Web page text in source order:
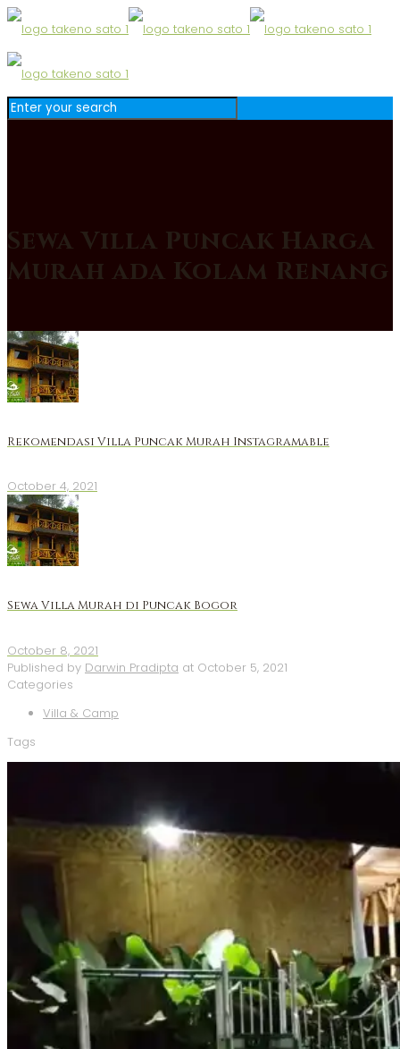
Sewa Villa Puncak Harga
Murah ada Kolam Renang
Rekomendasi Villa Puncak Murah Instagramable
October 4, 2021
Sewa Villa Murah di Puncak Bogor
October 8, 2021
Published by Darwin Pradipta at October 5, 2021
Categories
Villa & Camp
Tags